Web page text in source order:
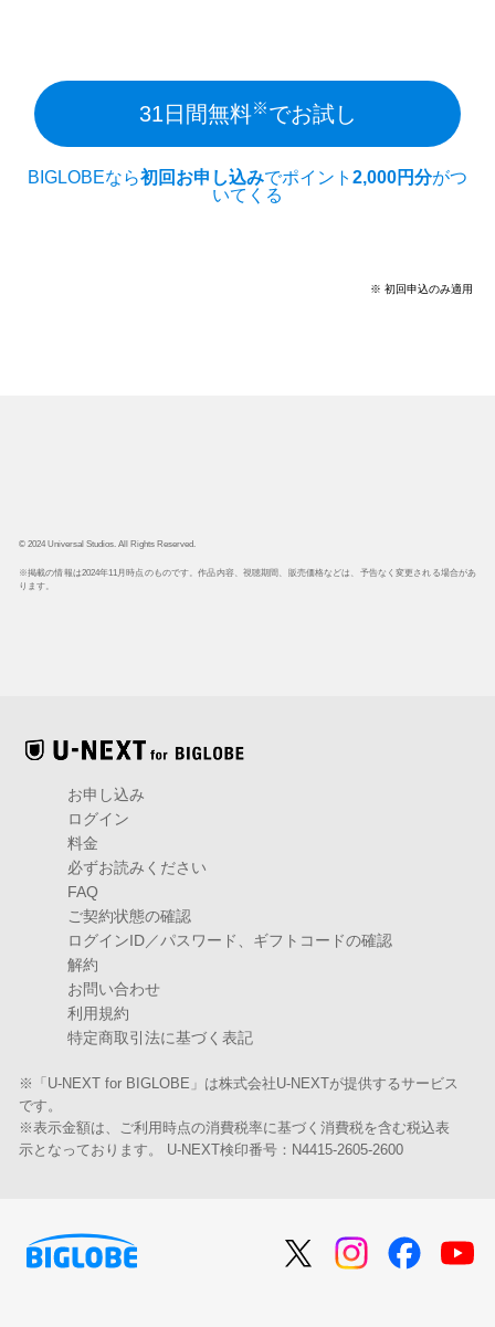
31日間無料※でお試し
BIGLOBEなら初回お申し込みでポイント 2,000円分がつ
いてくる
※ 初回申込のみ適用
© 2024 Universal Studios. All Rights Reserved.
※掲載の情報は2024年11月時点のものです。作品内容、視聴期間、販売価格などは、予告なく変更される場合があ
ります。
お申し込み
ログイン
料金
必ずお読みください
FAQ
ご契約状態の確認
ログインID／パスワード、ギフトコードの確認
解約
お問い合わせ
利用規約
特定商取引法に基づく表記
※「U-NEXT for BIGLOBE」は株式会社U-NEXTが提供するサービス
です。
※表示金額は、ご利用時点の消費税率に基づく消費税を含む税込表
示となっております。 U-NEXT検印番号：N4415-2605-2600